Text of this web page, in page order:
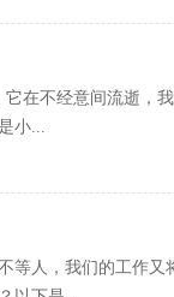
在不经意间流逝，
小...
等人，我们的工作